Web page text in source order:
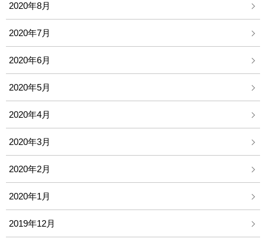
2020年8月
2020年7月
2020年6月
2020年5月
2020年4月
2020年3月
2020年2月
2020年1月
2019年12月